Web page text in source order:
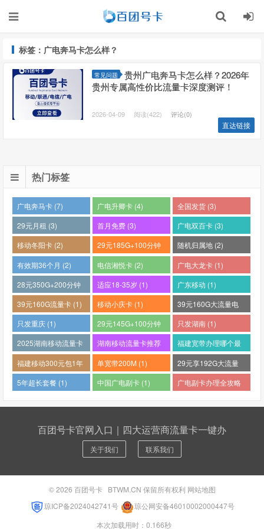
标签：广电奔马卡怎么样？
常见问题
贵州广电奔马卡怎么样？2026年
贵州专属高性价比流量卡深度测评！
2026-04-09 阅读(422) 评论(0)
直达链接
热门标签
广电奔马卡 (7) 广电升卿卡 (4)
全国发货 (3)
29元月租 (3)
首月免费 (3)
广电双百卡 (3)
移动冬阳卡 (2)
29元185G+100分钟
(2)
随机归属地 (2)
有效期36个月 (2)
电信湘悦卡 (2)
广电大龙卡 (1)
28元350G+200分钟
(1)
适应18-35岁 (1)
广东移动 (1)
39元160G流量卡 (1)
移动小庆卡 (1)
39元160G大流量电
话卡 (1)
只发重庆 (1)
29元145G+100分钟
(1)
只发湖南 (1)
2025湖南移动流量卡
哪个好 (1)
湖南移动流量卡推荐
(1)
福建宽带办理哪个最
便宜 (1)
福建移动300元包1年
(1)
单宽带200M (1)
29元享192G大流量
(1)
5年超长套餐 (1) 中国广电副卡 (1)
广电副卡办理全攻略
百团号卡官网入口｜四大运营商流量卡一键办
关于我们 联系我们
© 2026 百团号卡BTWM.CN 保留所有权利 网站地图
琼ICP备2024042741号
琼公网安备46010002000447号
本次加载用时：0.166秒